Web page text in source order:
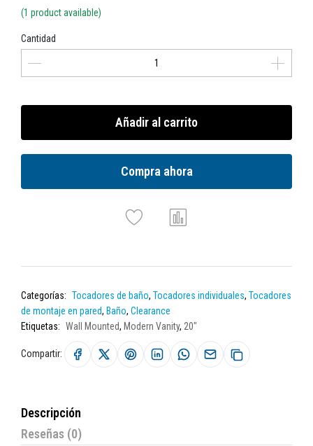
(1 product available)
Cantidad
Añadir al carrito
Compra ahora
Categorías: Tocadores de baño, Tocadores individuales, Tocadores
de montaje en pared, Baño, Clearance
Etiquetas: Wall Mounted, Modern Vanity, 20"
Compartir:
Descripción
Reseñas (0)